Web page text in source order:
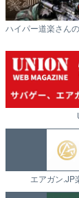
ハイパー道楽さん
エアガン.JP